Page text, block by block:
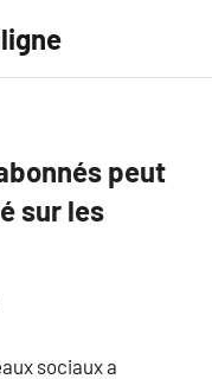
peut
sur les
sociaux a